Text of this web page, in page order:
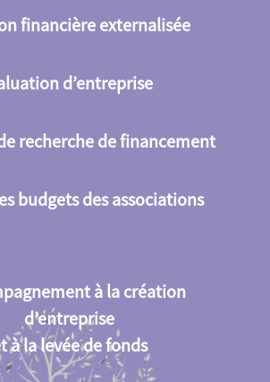
financière externalisée
d’entreprise
recherche de financement
budgets des associations
à la création
d’entreprise
à la levée de fonds